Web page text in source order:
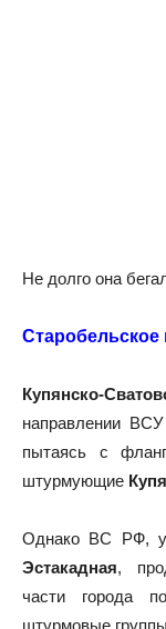
Не долго она
Старобельское
Купянско-
направлении
пытаясь с
штурмующие
Однако ВС РФ,
Эстакадная,
части города
штурмовые